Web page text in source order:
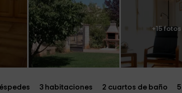
+15 fotos
3 habitaciones 2 cuartos de baño